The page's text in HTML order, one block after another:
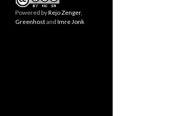
Powered byRejo Zenger,
Greenhostand Imre Jonk